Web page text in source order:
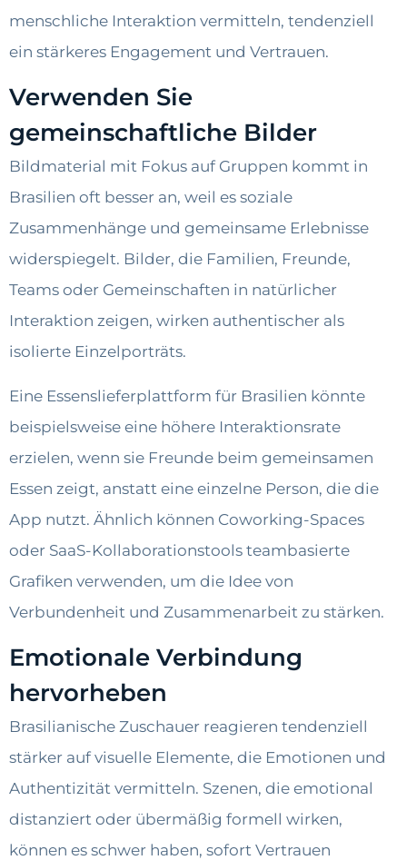
menschliche Interaktion vermitteln, tendenziell
ein stärkeres Engagement und Vertrauen.
Verwenden Sie
gemeinschaftliche Bilder
Bildmaterial mit Fokus auf Gruppen kommt in
Brasilien oft besser an, weil es soziale
Zusammenhänge und gemeinsame Erlebnisse
widerspiegelt. Bilder, die Familien, Freunde,
Teams oder Gemeinschaften in natürlicher
Interaktion zeigen, wirken authentischer als
isolierte Einzelporträts.
Eine Essenslieferplattform für Brasilien könnte
beispielsweise eine höhere Interaktionsrate
erzielen, wenn sie Freunde beim gemeinsamen
Essen zeigt, anstatt eine einzelne Person, die die
App nutzt. Ähnlich können Coworking-Spaces
oder SaaS-Kollaborationstools teambasierte
Grafiken verwenden, um die Idee von
Verbundenheit und Zusammenarbeit zu stärken.
Emotionale Verbindung
hervorheben
Brasilianische Zuschauer reagieren tendenziell
stärker auf visuelle Elemente, die Emotionen und
Authentizität vermitteln. Szenen, die emotional
distanziert oder übermäßig formell wirken,
können es schwer haben, sofort Vertrauen